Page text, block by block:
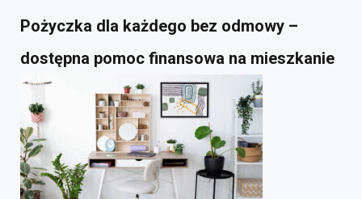
Pożyczka dla każdego bez odmowy –
dostępna pomoc finansowa na mieszkanie